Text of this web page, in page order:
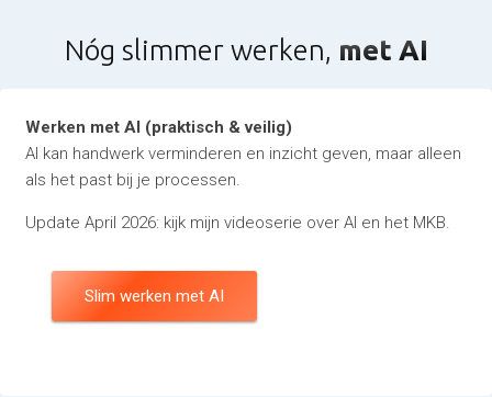
Nóg slimmer werken, met AI
Werken met AI (praktisch & veilig)
AI kan handwerk verminderen en inzicht geven, maar alleen
als het past bij je processen.
Update April 2026: kijk mijn videoserie over AI en het MKB.
Slim werken met AI